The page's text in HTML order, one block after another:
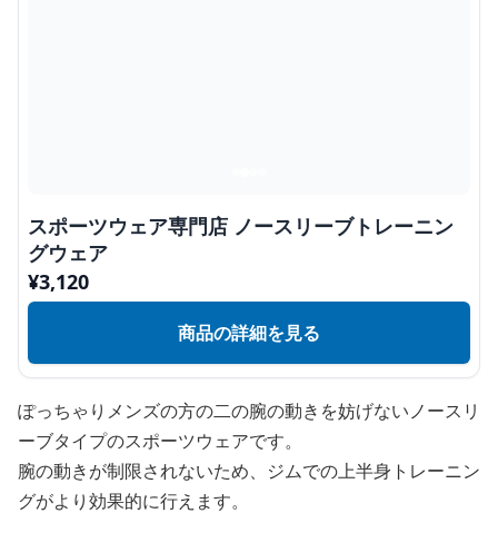
スポーツウェア専門店 ノースリーブトレーニン
グウェア
¥3,120
商品の詳細を見る
ぽっちゃりメンズの方の二の腕の動きを妨げないノースリ
ーブタイプのスポーツウェアです。
腕の動きが制限されないため、ジムでの上半身トレーニン
グがより効果的に行えます。